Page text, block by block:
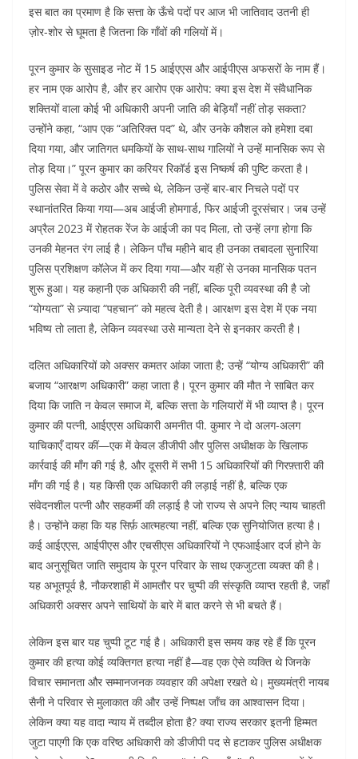
इस बात का प्रमाण है कि सत्ता के ऊँचे पदों पर आज भी जातिवाद उतनी ही
ज़ोर-शोर से घूमता है जितना कि गाँवों की गलियों में।
पूरन कुमार के सुसाइड नोट में 15 आईएएस और आईपीएस अफसरों के नाम हैं।
हर नाम एक आरोप है, और हर आरोप एक आरोप: क्या इस देश में संवैधानिक
शक्तियों वाला कोई भी अधिकारी अपनी जाति की बेड़ियाँ नहीं तोड़ सकता?
उन्होंने कहा, “आप एक “अतिरिक्त पद” थे, और उनके कौशल को हमेशा दबा
दिया गया, और जातिगत धमकियों के साथ-साथ गालियों ने उन्हें मानसिक रूप से
तोड़ दिया।” पूरन कुमार का करियर रिकॉर्ड इस निष्कर्ष की पुष्टि करता है।
पुलिस सेवा में वे कठोर और सच्चे थे, लेकिन उन्हें बार-बार निचले पदों पर
स्थानांतरित किया गया—अब आईजी होमगार्ड, फिर आईजी दूरसंचार। जब उन्हें
अप्रैल 2023 में रोहतक रेंज के आईजी का पद मिला, तो उन्हें लगा होगा कि
उनकी मेहनत रंग लाई है। लेकिन पाँच महीने बाद ही उनका तबादला सुनारिया
पुलिस प्रशिक्षण कॉलेज में कर दिया गया—और यहीं से उनका मानसिक पतन
शुरू हुआ। यह कहानी एक अधिकारी की नहीं, बल्कि पूरी व्यवस्था की है जो
“योग्यता” से ज़्यादा “पहचान” को महत्व देती है। आरक्षण इस देश में एक नया
भविष्य तो लाता है, लेकिन व्यवस्था उसे मान्यता देने से इनकार करती है।
दलित अधिकारियों को अक्सर कमतर आंका जाता है; उन्हें “योग्य अधिकारी” की
बजाय “आरक्षण अधिकारी” कहा जाता है। पूरन कुमार की मौत ने साबित कर
दिया कि जाति न केवल समाज में, बल्कि सत्ता के गलियारों में भी व्याप्त है। पूरन
कुमार की पत्नी, आईएएस अधिकारी अमनीत पी. कुमार ने दो अलग-अलग
याचिकाएँ दायर कीं—एक में केवल डीजीपी और पुलिस अधीक्षक के खिलाफ
कार्रवाई की माँग की गई है, और दूसरी में सभी 15 अधिकारियों की गिरफ़्तारी की
माँग की गई है। यह किसी एक अधिकारी की लड़ाई नहीं है, बल्कि एक
संवेदनशील पत्नी और सहकर्मी की लड़ाई है जो राज्य से अपने लिए न्याय चाहती
है। उन्होंने कहा कि यह सिर्फ़ आत्महत्या नहीं, बल्कि एक सुनियोजित हत्या है।
कई आईएएस, आईपीएस और एचसीएस अधिकारियों ने एफआईआर दर्ज होने के
बाद अनुसूचित जाति समुदाय के पूरन परिवार के साथ एकजुटता व्यक्त की है।
यह अभूतपूर्व है, नौकरशाही में आमतौर पर चुप्पी की संस्कृति व्याप्त रहती है, जहाँ
अधिकारी अक्सर अपने साथियों के बारे में बात करने से भी बचते हैं।
लेकिन इस बार यह चुप्पी टूट गई है। अधिकारी इस समय कह रहे हैं कि पूरन
कुमार की हत्या कोई व्यक्तिगत हत्या नहीं है—वह एक ऐसे व्यक्ति थे जिनके
विचार समानता और सम्मानजनक व्यवहार की अपेक्षा रखते थे। मुख्यमंत्री नायब
सैनी ने परिवार से मुलाकात की और उन्हें निष्पक्ष जाँच का आश्वासन दिया।
लेकिन क्या यह वादा न्याय में तब्दील होता है? क्या राज्य सरकार इतनी हिम्मत
जुटा पाएगी कि एक वरिष्ठ अधिकारी को डीजीपी पद से हटाकर पुलिस अधीक्षक